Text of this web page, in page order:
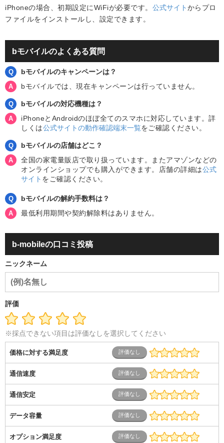
iPhoneの場合、初期設定にWiFiが必要です。 公式サイトからプロ
ファイルをインストールし、設定できます。
bモバイルのよくある質問
bモバイルのキャンペーンは？
bモバイルでは、現在キャンペーンは行っていません。
bモバイルの対応機種は？
iPhoneとAndroidのほぼ全てのスマホに対応しています。詳
しくは公式サイトの動作確認端末一覧をご確認ください。
bモバイルの店舗はどこ？
全国の家電量販店で取り扱っています。またアマゾンなどの
オンラインショップでも購入ができます。店舗の詳細は公式
サイト をご確認ください。
bモバイルの解約手数料は？
最低利用期間や契約解除料はありません。
b-mobileの口コミ投稿
ニックネーム
評価
※採点できない項目は評価なしを選択してください
価格に対する満足度
通信速度
通信安定
データ容量
オプション満足度